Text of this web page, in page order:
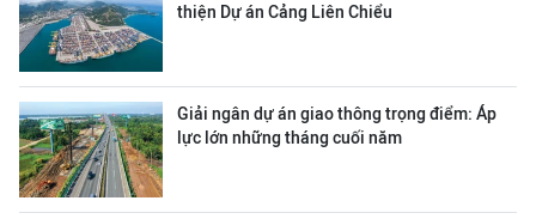
thiện Dự án Cảng Liên Chiểu
Giải ngân dự án giao thông trọng điểm: Áp
lực lớn những tháng cuối năm